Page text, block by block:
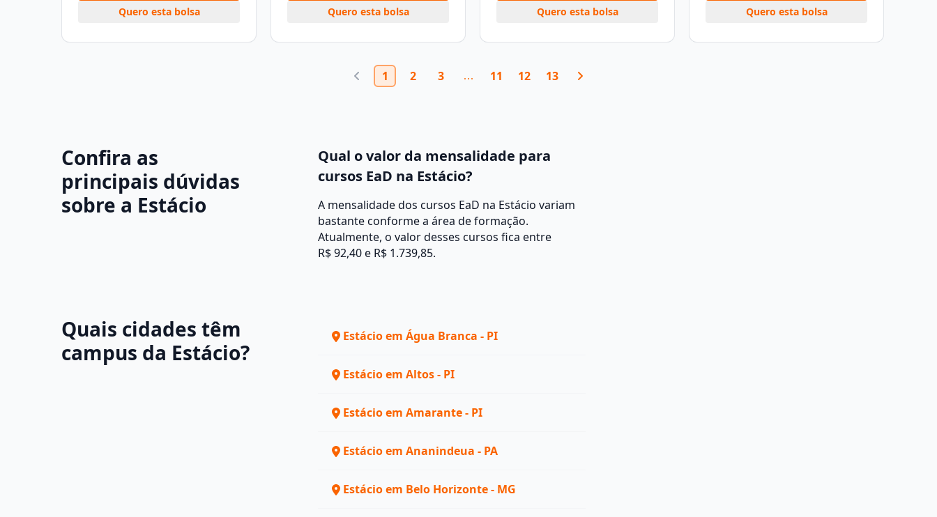
Quero esta bolsa
Quero esta bolsa
Quero esta bolsa
Quero esta bolsa
1 2 3 11 12 13
Confira as
principais dúvidas
sobre a Estácio
Qual o valor da mensalidade para
cursos EaD na Estácio?
A mensalidade dos cursos EaD na Estácio variam
bastante conforme a área de formação.
Atualmente, o valor desses cursos fica entre
R$ 92,40 e R$ 1.739,85.
Quais cidades têm
campus da Estácio?
Estácio em Água Branca - PI
Estácio em Altos - PI
Estácio em Amarante - PI
Estácio em Ananindeua - PA
Estácio em Belo Horizonte - MG